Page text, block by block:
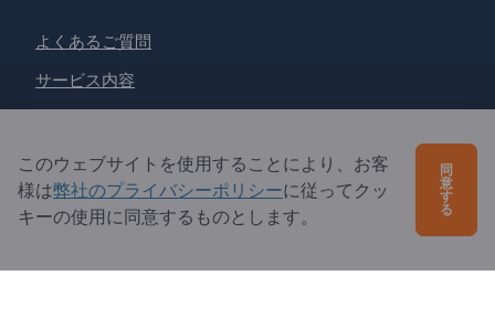
よくあるご質問
サービス内容
エクスポートページズへの質問
Exportpages International Network
このウェブサイトを使用することにより、お客
様は弊社のプライバシーポリシーに従ってクッ
キーの使用に同意するものとします。
同
意
す
る